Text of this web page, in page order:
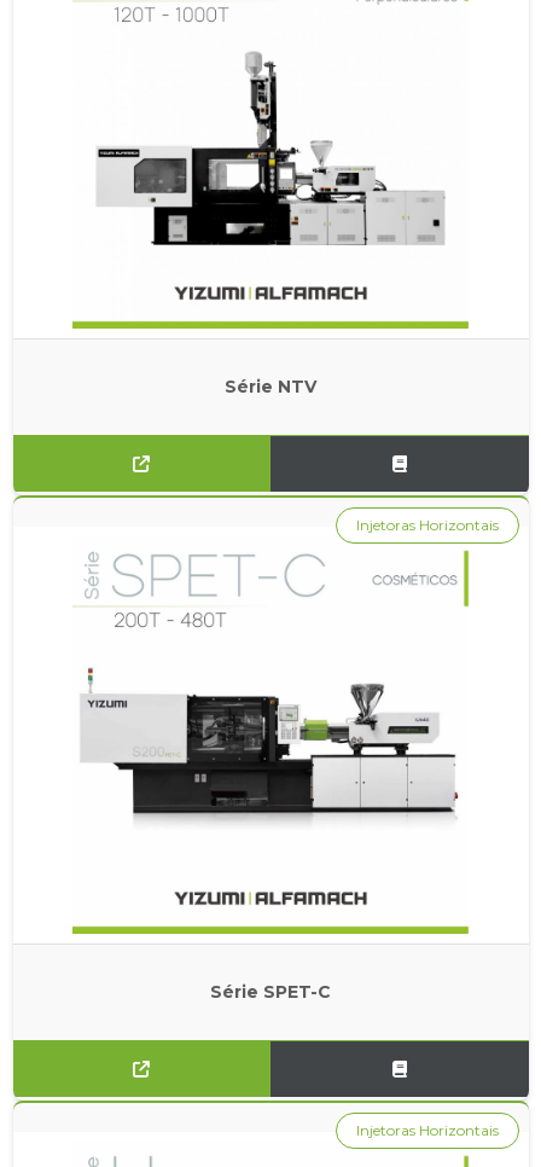
Série NTV
Série SPET-C
Injetoras Horizontais
Injetoras Horizontais